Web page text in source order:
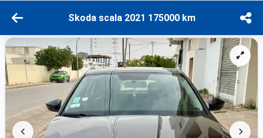
Skoda scala 2021 175000 km